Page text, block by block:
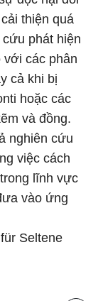
thiện quá
phát hiện
với các phân
cả khi bị
hoặc các
và đồng.
nghiên cứu
việc cách
lĩnh vực
vào ứng
Seltene